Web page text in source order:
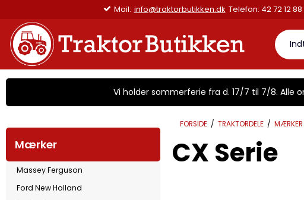
Levering 1-3 hverdage (fragtpriser fra 45 kr.)
Vi holder sommerferie fra d. 17/7 til 7/8. Alle
Mærker
Massey Ferguson
Ford New Holland
FORSIDE / TRAKTORDELE / MÆRKER
CX Serie